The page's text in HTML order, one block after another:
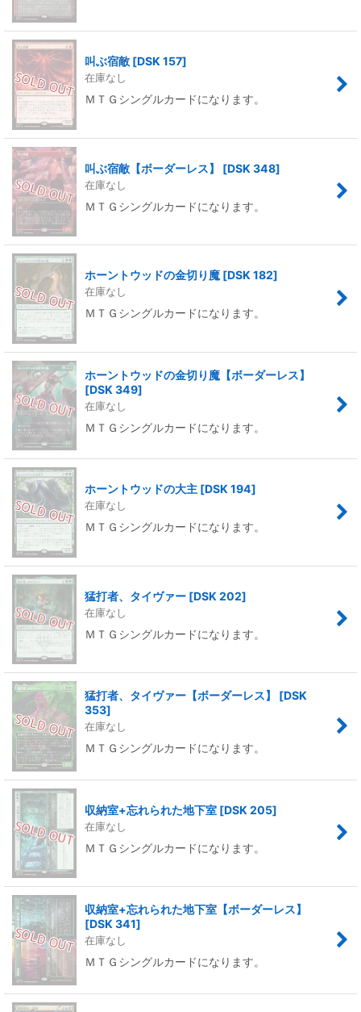
叫ぶ宿敵 [DSK 157]
在庫なし
ＭＴＧシングルカードになります。
叫ぶ宿敵【ボーダーレス】 [DSK 348]
在庫なし
ＭＴＧシングルカードになります。
ホーントウッドの金切り魔 [DSK 182]
在庫なし
ＭＴＧシングルカードになります。
ホーントウッドの金切り魔【ボーダーレス】
[DSK 349]
在庫なし
ＭＴＧシングルカードになります。
ホーントウッドの大主 [DSK 194]
在庫なし
ＭＴＧシングルカードになります。
猛打者、タイヴァー [DSK 202]
在庫なし
ＭＴＧシングルカードになります。
猛打者、タイヴァー【ボーダーレス】 [DSK
353]
在庫なし
ＭＴＧシングルカードになります。
収納室+忘れられた地下室 [DSK 205]
在庫なし
ＭＴＧシングルカードになります。
収納室+忘れられた地下室【ボーダーレス】
[DSK 341]
在庫なし
ＭＴＧシングルカードになります。